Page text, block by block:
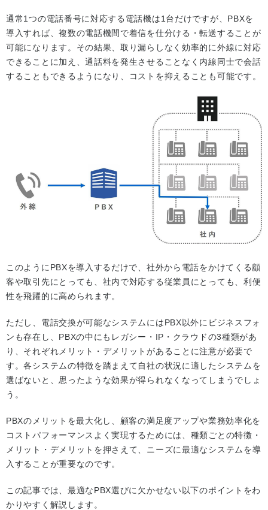
通常1つの電話番号に対応する電話機は1台だけですが、PBXを
導入すれば、複数の電話機間で着信を仕分ける・転送することが
可能になります。その結果、取り漏らしなく効率的に外線に対応
できることに加え、通話料を発生させることなく内線同士で会話
することもできるようになり、コストを抑えることも可能です。
このようにPBXを導入するだけで、社外から電話をかけてくる顧
客や取引先にとっても、社内で対応する従業員にとっても、利便
性を飛躍的に高められます。
ただし、電話交換が可能なシステムにはPBX以外にビジネスフォ
ンも存在し、PBXの中にもレガシー・IP・クラウドの3種類があ
り、それぞれメリット・デメリットがあることに注意が必要で
す。各システムの特徴を踏まえて自社の状況に適したシステムを
選ばないと、思ったような効果が得られなくなってしまうでしょ
う。
PBXのメリットを最大化し、顧客の満足度アップや業務効率化を
コストパフォーマンスよく実現するためには、種類ごとの特徴・
メリット・デメリットを押さえて、ニーズに最適なシステムを導
入することが重要なのです。
この記事では、最適なPBX選びに欠かせない以下のポイントをわ
かりやすく解説します。